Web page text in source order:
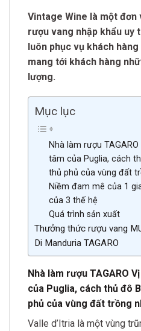
Vintage Wine là một đơn
rượu vang nhập khẩu uy
luôn phục vụ khách
mang tới khách hàng
lượng.
Mục lục
Nhà làm rượu
tâm của Puglia, cách
thủ phủ của vùng đất
Niềm đam mê của 1
của 3 thế hệ
Quá trình sản xuất
Thưởng thức rượu vang
Di Manduria TAGARO
Nhà làm rượu TAGARO
của Puglia, cách thủ đô
phủ của vùng đất trồng
Valle d’Itria là một vùng